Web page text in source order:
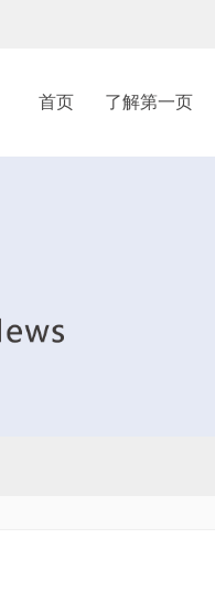
首页 了解第一页